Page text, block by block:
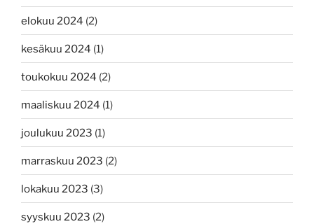
elokuu 2024 (2)
kesäkuu 2024 (1)
toukokuu 2024 (2)
maaliskuu 2024 (1)
joulukuu 2023 (1)
marraskuu 2023 (2)
lokakuu 2023 (3)
syyskuu 2023 (2)